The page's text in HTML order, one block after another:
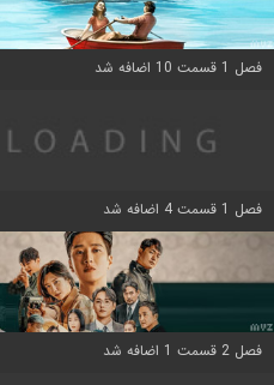
فصل 1 قسمت 10 اضافه شد
فصل 1 قسمت 4 اضافه شد
فصل 2 قسمت 1 اضافه شد